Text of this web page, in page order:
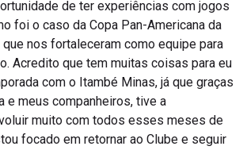
de ter experiências com jogos
foi o caso da Copa Pan-Americana da
nos fortaleceram como equipe para
Acredito que tem muitas coisas para eu
com o Itambé Minas, já que graças
e meus companheiros, tive a
muito com todos esses meses de
focado em retornar ao Clube e seguir